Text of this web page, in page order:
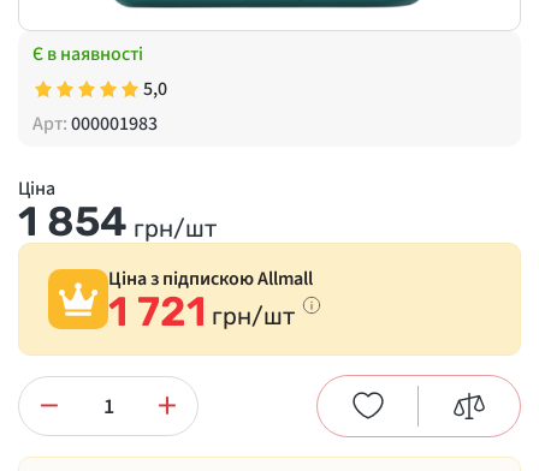
Є в наявності
5,0
Арт:000001983
Ціна
1 854 грн/шт
Ціна з підпискою Allmall
1 721 грн/шт
− +